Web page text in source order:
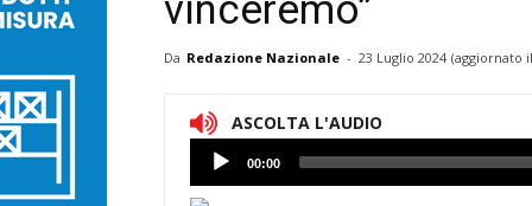
vinceremo”
Da Redazione Nazionale - 23 Luglio 2024 (aggiornato il
ASCOLTA L'AUDIO
Lettore
Audio
00:00